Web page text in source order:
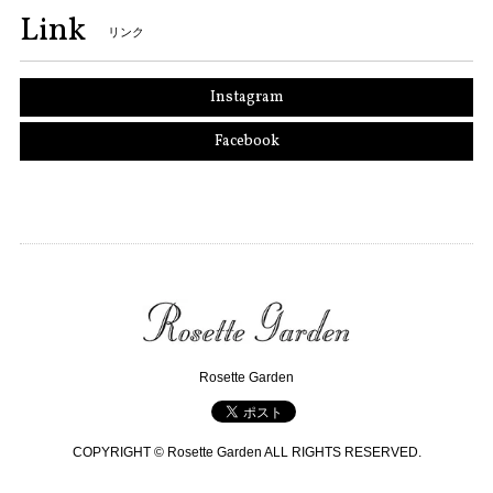
Link リンク
Instagram
Facebook
Rosette Garden
COPYRIGHT © Rosette Garden ALL RIGHTS RESERVED.